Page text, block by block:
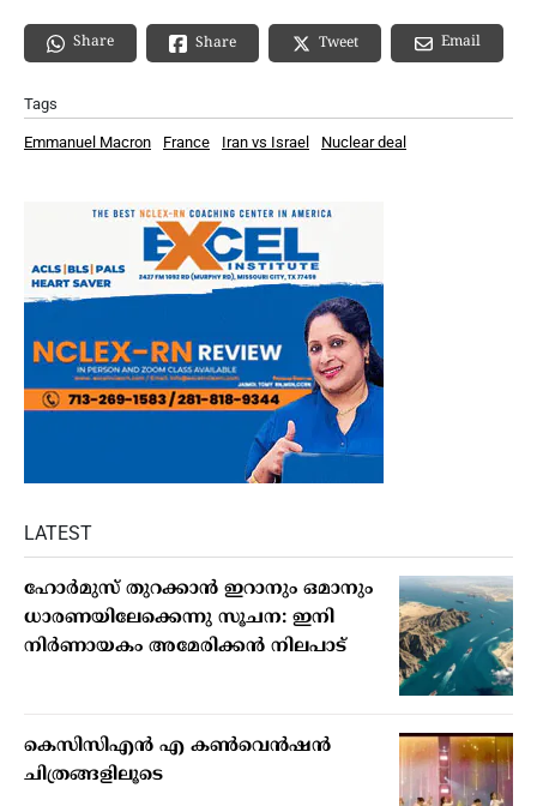
Share Share Tweet Email
Tags
Emmanuel Macron France Iran vs Israel Nuclear deal
LATEST
ഹോര്‍മുസ് തുറക്കാന്‍ ഇറാനും ഒമാനും
ധാരണയിലേക്കെന്നു സൂചന: ഇനി
നിര്‍ണായകം അമേരിക്കന്‍ നിലപാട്
കെസിസിഎൻ എ കൺവെൻഷൻ
ചിത്രങ്ങളിലൂടെ